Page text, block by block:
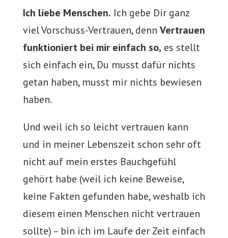
Ich liebe Menschen. Ich gebe Dir ganz
viel Vorschuss-Vertrauen, denn Vertrauen
funktioniert bei mir einfach so, es stellt
sich einfach ein, Du musst dafür nichts
getan haben, musst mir nichts bewiesen
haben.
Und weil ich so leicht vertrauen kann
und in meiner Lebenszeit schon sehr oft
nicht auf mein erstes Bauchgefühl
gehört habe (weil ich keine Beweise,
keine Fakten gefunden habe, weshalb ich
diesem einen Menschen nicht vertrauen
sollte) – bin ich im Laufe der Zeit einfach